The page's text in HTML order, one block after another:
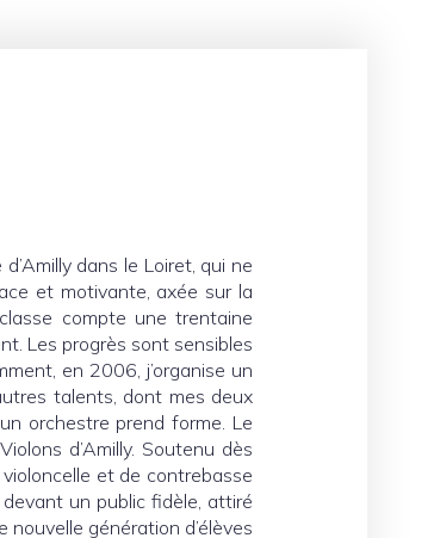
dans le Loiret, qui ne
et motivante, axée sur la
compte une trentaine
Les progrès sont sensibles
en 2006, j’organise un
talents, dont mes deux
orchestre prend forme. Le
d’Amilly. Soutenu dès
et de contrebasse
devant un public fidèle, attiré
génération d’élèves